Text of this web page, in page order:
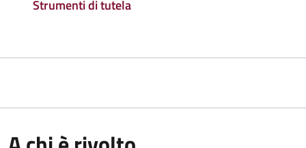
Strumenti di tutela